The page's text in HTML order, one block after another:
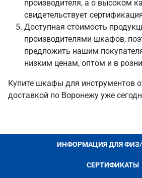
производителя, а о высоком
свидетельствует
Доступная стоимость
производителями шкафов,
предложить нашим
низким ценам, оптом и в
Купите шкафы для инструментов
доставкой по Воронежу уже
ИНФОРМАЦИЯ ДЛЯ
СЕРТИФИКАТЫ